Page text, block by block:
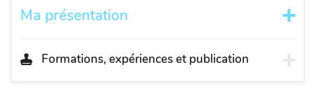
Ma présentation
Formations, expériences et publication